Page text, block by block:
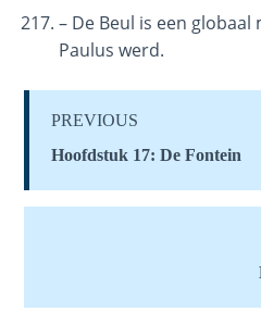
Who
Jew?
God's Law
Restitution
Israelite?
– De Beul is een
Paulus werd.
PREVIOUS
Hoofdstuk 17: De Fontein